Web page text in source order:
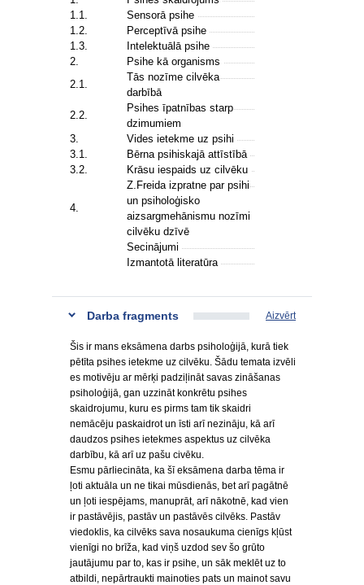
1.1.
Sensorā psihe
1.2.
Perceptīvā psihe
1.3.
Intelektuālā psihe
2.
Psihe kā organisms
2.1.
Tās nozīme cilvēka
darbībā
2.2.
Psihes īpatnības starp
dzimumiem
3.
Vides ietekme uz psihi
3.1.
Bērna psihiskajā attīstībā
3.2.
Krāsu iespaids uz cilvēku
4.
Z.Freida izpratne par psihi
un psiholoģisko
aizsargmehānismu nozīmi
cilvēku dzīvē
Secinājumi
Izmantotā literatūra
Darba fragments Aizvērt
Šis ir mans eksāmena darbs psiholoģijā, kurā tiek
pētīta psihes ietekme uz cilvēku. Šādu temata izvēli
es motivēju ar mērķi padziļināt savas zināšanas
psiholoģijā, gan uzzināt konkrētu psihes
skaidrojumu, kuru es pirms tam tik skaidri
nemācēju paskaidrot un īsti arī nezināju, kā arī
daudzos psihes ietekmes aspektus uz cilvēka
darbību, kā arī uz pašu civēku.
Esmu pārliecināta, ka šī eksāmena darba tēma ir
ļoti aktuāla un ne tikai mūsdienās, bet arī pagātnē
un ļoti iespējams, manuprāt, arī nākotnē, kad vien
ir pastāvējis, pastāv un pastāvēs cilvēks. Pastāv
viedoklis, ka cilvēks sava nosaukuma cienīgs kļūst
vienīgi no brīža, kad viņš uzdod sev šo grūto
jautājumu par to, kas ir psihe, un sāk meklēt uz to
atbildi, nepārtraukti mainoties pats un mainot savu